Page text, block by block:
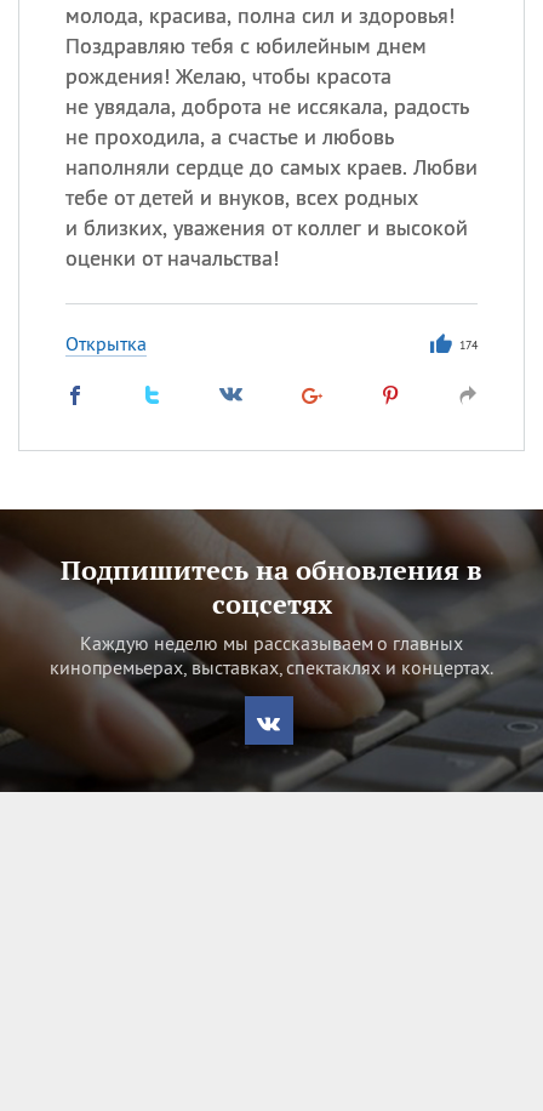
молода, красива, полна сил и здоровья!
Поздравляю тебя с юбилейным днем
рождения! Желаю, чтобы красота
не увядала, доброта не иссякала, радость
не проходила, а счастье и любовь
наполняли сердце до самых краев. Любви
тебе от детей и внуков, всех родных
и близких, уважения от коллег и высокой
оценки от начальства!
Открытка 174
Подпишитесь на обновления в
соцсетях
Каждую неделю мы рассказываем о главных
кинопремьерах, выставках, спектаклях и концертах.